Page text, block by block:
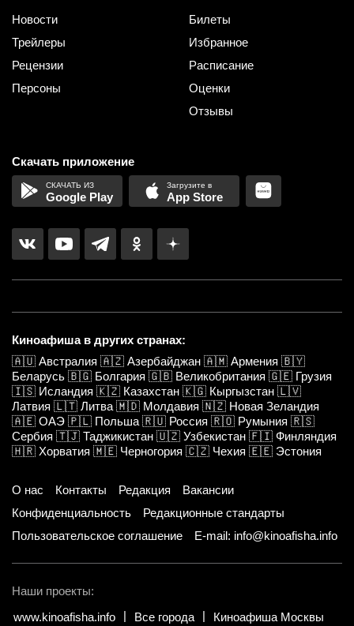
Новости
Трейлеры
Рецензии
Персоны
Билеты
Избранное
Расписание
Оценки
Отзывы
Скачать приложение
Google Play App Store
Киноафиша в других странах:
🇦🇺 Австралия 🇦🇿 Азербайджан 🇦🇲 Армения 🇧🇾
Беларусь 🇧🇬 Болгария 🇬🇧 Великобритания 🇬🇪 Грузия
🇮🇸 Исландия 🇰🇿 Казахстан 🇰🇬 Кыргызстан 🇱🇻
Латвия 🇱🇹 Литва 🇲🇩 Молдавия 🇳🇿 Новая Зеландия
🇦🇪 ОАЭ 🇵🇱 Польша 🇷🇺 Россия 🇷🇴 Румыния 🇷🇸
Сербия 🇹🇯 Таджикистан 🇺🇿 Узбекистан 🇫🇮 Финляндия
🇭🇷 Хорватия 🇲🇪 Черногория 🇨🇿 Чехия 🇪🇪 Эстония
О нас Контакты Редакция
Вакансии
Конфиденциальность
Редакционные стандарты
Пользовательское соглашение
E-mail: info@kinoafisha.info
Наши проекты:
www.kinoafisha.info
Все города Киноафиша Москвы